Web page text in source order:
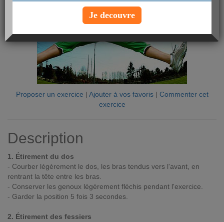
Proposer un exercice | Ajouter à vos favoris| Commenter cet
exercice
Description
1. Étirement du dos
- Courber légèrement le dos, les bras tendus vers l'avant, en
rentrant la tête entre les bras.
- Conserver les genoux légèrement fléchis pendant l'exercice.
- Garder la position 5 fois 3 secondes.
2. Étirement des fessiers
Je decouvre